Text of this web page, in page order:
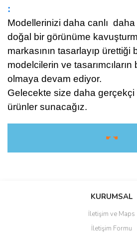
:
Modellerinizi daha canlı
doğal bir görünüme
markasının tasarlayıp ürettiği
modelcilerin ve tasarımcıların
olmaya devam ediyor.
Gelecekte size daha gerçekçi
ürünler sunacağız.
☛ ☚
Bu ürüne ilk yorumu siz
Yorum Yaz
KURUMSAL
İletişim ve Maps
İletişim Formu